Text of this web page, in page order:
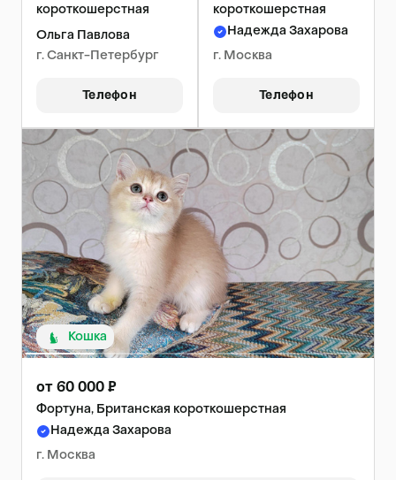
короткошерстная
Ольга Павлова
г. Санкт-Петербург
Телефон
короткошерстная
Надежда Захарова
г. Москва
Телефон
Кошка
от 60 000 ₽
Фортуна, Британская короткошерстная
Надежда Захарова
г. Москва